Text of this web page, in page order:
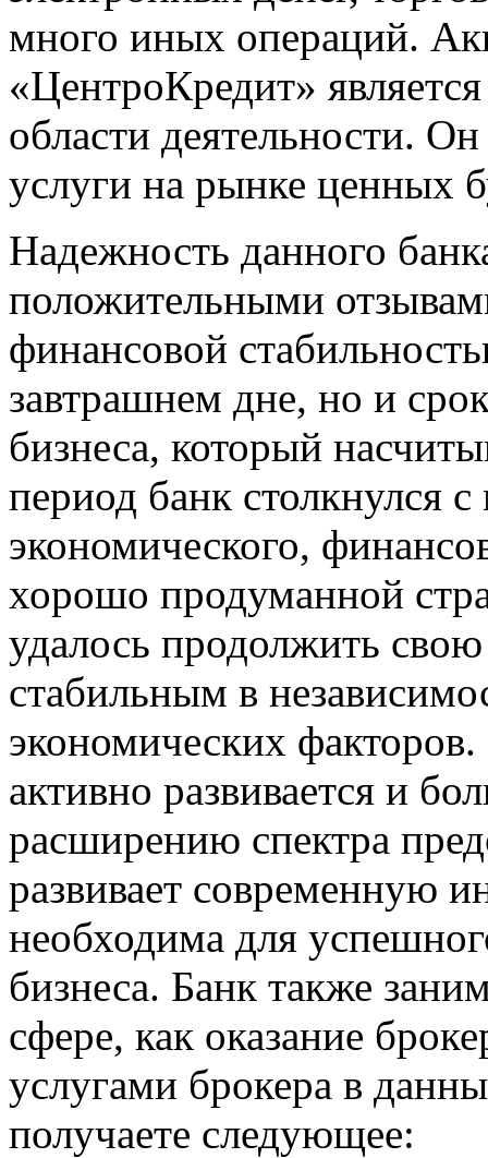
много иных операций.
«ЦентроКредит»
области деятельности.
услуги на рынке ценных
Надежность данного
положительными
финансовой
завтрашнем дне, но и
бизнеса, который
период банк столкнулся
экономического,
хорошо продуманной
удалось продолжить
стабильным в
экономических
активно развивается и
расширению спектра
развивает современную
необходима для
бизнеса. Банк также
сфере, как оказание
услугами брокера в
получаете следующее: